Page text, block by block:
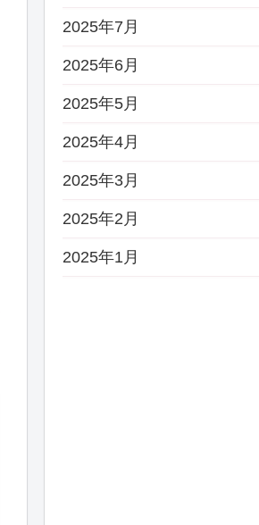
2025年7月
2025年6月
2025年5月
2025年4月
2025年3月
2025年2月
2025年1月